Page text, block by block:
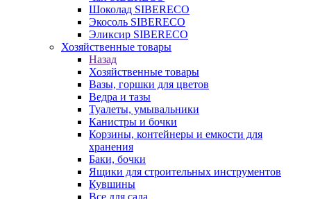
Шоколад SIBERECO
Экосоль SIBERECO
Эликсир SIBERECO
Хозяйственные товары
Назад
Хозяйственные товары
Вазы, горшки для цветов
Ведра и тазы
Туалеты, умывальники
Канистры и бочки
Корзины, контейнеры и емкости для
хранения
Баки, бочки
Ящики для строительных инструментов
Кувшины
Все для сада